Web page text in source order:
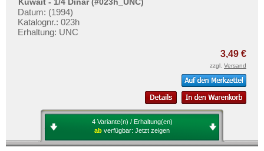
Datum: (1994)
Katalognr.: 023h
Erhaltung: UNC
3,49 €
zzgl. Versand
4 Variante(n) / Erhaltung(en)
ab verfügbar: Jetzt zeigen